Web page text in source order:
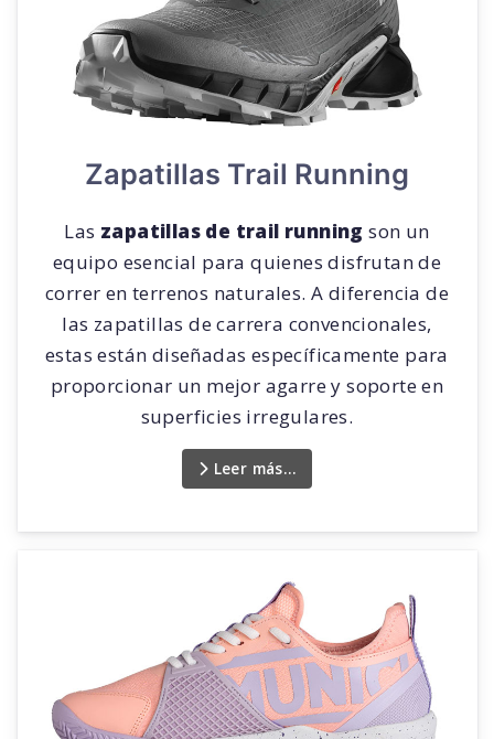
Zapatillas Trail Running
Las zapatillas de trail running son un
equipo esencial para quienes disfrutan de
correr en terrenos naturales. A diferencia de
las zapatillas de carrera convencionales,
estas están diseñadas específicamente para
proporcionar un mejor agarre y soporte en
superficies irregulares.
Leer más…